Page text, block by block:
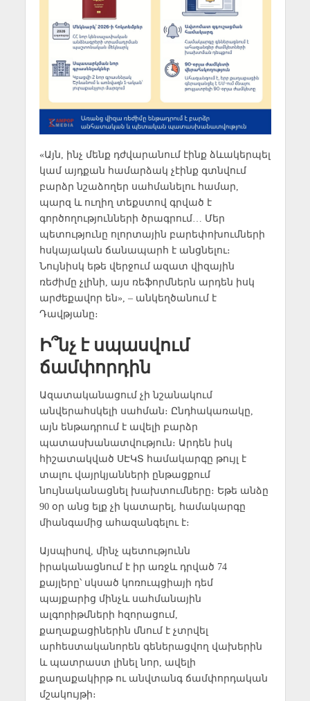
«Այն, ինչ մենք դժվարանում էինք ձևակերպել
կամ այդքան համարձակ չէինք գտնվում
բարձր նշաձողեր սահմանելու համար,
պարզ և ուղիղ տեքստով գրված է
գործողությունների ծրագրում… Մեր
պետությունը ոլորտային բարեփոխումների
հսկայական ճանապարհ է անցնելու։
Նույնիսկ եթե վերջում ազատ վիզային
ռեժիմը չլինի, այս ռեֆորմներն արդեն իսկ
արժեքավոր են», – անկեղծանում է
Դավթյանը։
Ի՞նչ է սպասվում
ճամփորդին
Ազատականացում չի նշանակում
անվերահսկելի սահման։ Ընդհակառակը,
այն ենթադրում է ավելի բարձր
պատասխանատվություն։ Արդեն իսկ
հիշատակված ՍԷԿՏ համակարգը թույլ է
տալու վայրկյանների ընթացքում
նույնականացնել խախտումները։ Եթե անձը
90 օր անց ելք չի կատարել, համակարգը
միանգամից ահազանգելու է։
Այսպիսով, մինչ պետությունն
իրականացնում է իր առջև դրված 74
քայլերը՝ սկսած կոռուպցիայի դեմ
պայքարից մինչև սահմանային
ալգորիթմների հզորացում,
քաղաքացիներին մնում է չտրվել
արհեստականորեն գեներացվող վախերին
և պատրաստ լինել նոր, ավելի
քաղաքակիրթ ու անվտանգ ճամփորդական
մշակույթի։